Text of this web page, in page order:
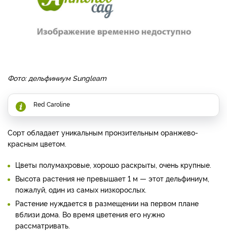
Фото: дельфиниум Sungleam
Red Caroline
Сорт обладает уникальным пронзительным оранжево-
красным цветом.
Цветы полумахровые, хорошо раскрыты, очень крупные.
Высота растения не превышает 1 м — этот дельфиниум,
пожалуй, один из самых низкорослых.
Растение нуждается в размещении на первом плане
вблизи дома. Во время цветения его нужно
рассматривать.